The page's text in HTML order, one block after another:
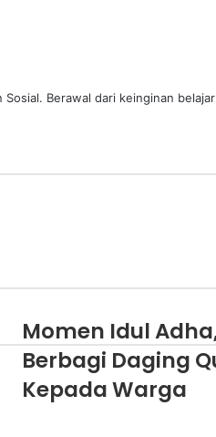
Berawal dari keinginan
Momen Idul
Berbagi Daging
Kepada Warga